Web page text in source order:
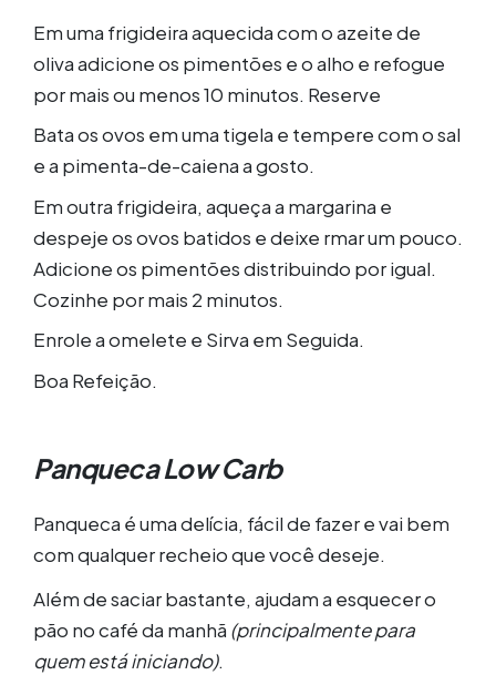
Em uma frigideira aquecida com o azeite de
oliva adicione os pimentões e o alho e refogue
por mais ou menos 10 minutos. Reserve
Bata os ovos em uma tigela e tempere com o sal
e a pimenta-de-caiena a gosto.
Em outra frigideira, aqueça a margarina e
despeje os ovos batidos e deixe rmar um pouco.
Adicione os pimentões distribuindo por igual.
Cozinhe por mais 2 minutos.
Enrole a omelete e Sirva em Seguida.
Boa Refeição.
Panqueca Low Carb
Panqueca é uma delícia, fácil de fazer e vai bem
com qualquer recheio que você deseje.
Além de saciar bastante, ajudam a esquecer o
pão no café da manhã (principalmente para
quem está iniciando).